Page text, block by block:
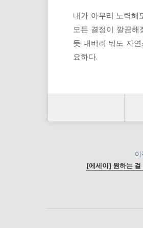
내가 아무리 노력해
모든 결정이 깔끔
듯 내버려 둬도 자
요하다.
[에세이] 원하는 걸